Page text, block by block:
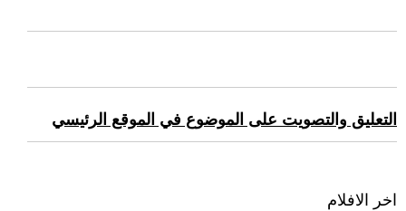
التعليق والتصويت على الموضوع في الموقع الرئيسي
اخر الافلام